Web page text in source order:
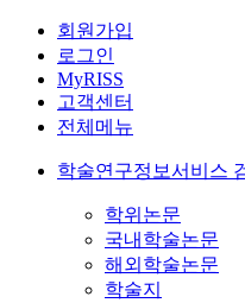
회원가입
로그인
MyRISS
고객센터
전체메뉴
학술연구정보서비스
학위논문
국내학술논문
해외학술논문
학술지